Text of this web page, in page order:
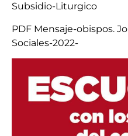
Subsidio-Liturgico
PDF Mensaje-obispos.
Sociales-2022-